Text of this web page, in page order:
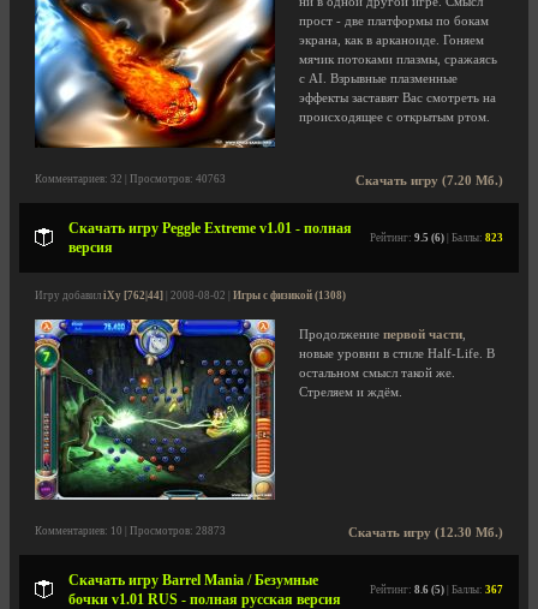
прост - две платформы по бокам
экрана, как в арканоиде. Гоняем
мячик потоками плазмы, сражаясь
с AI. Взрывные плазменные
эффекты заставят Вас смотреть на
происходящее с открытым ртом.
Скачать игру (7.20 Мб.)
Комментариев: 32 | Просмотров: 40763
Скачать игру Peggle Extreme v1.01 - полная
версия
Рейтинг: 9.5 (6) | Баллы: 823
Игру добавил iXy [762|44] | 2008-08-02 | Игры с физикой (1308)
Продолжение первой части
новые уровни в стиле Half-Life. В
остальном смысл такой же.
Стреляем и ждём.
Скачать игру (12.30 Мб.)
Комментариев: 10 | Просмотров: 28873
Скачать игру Barrel Mania / Безумные
бочки v1.01 RUS - полная русская версия
Рейтинг: 8.6 (5) | Баллы: 367